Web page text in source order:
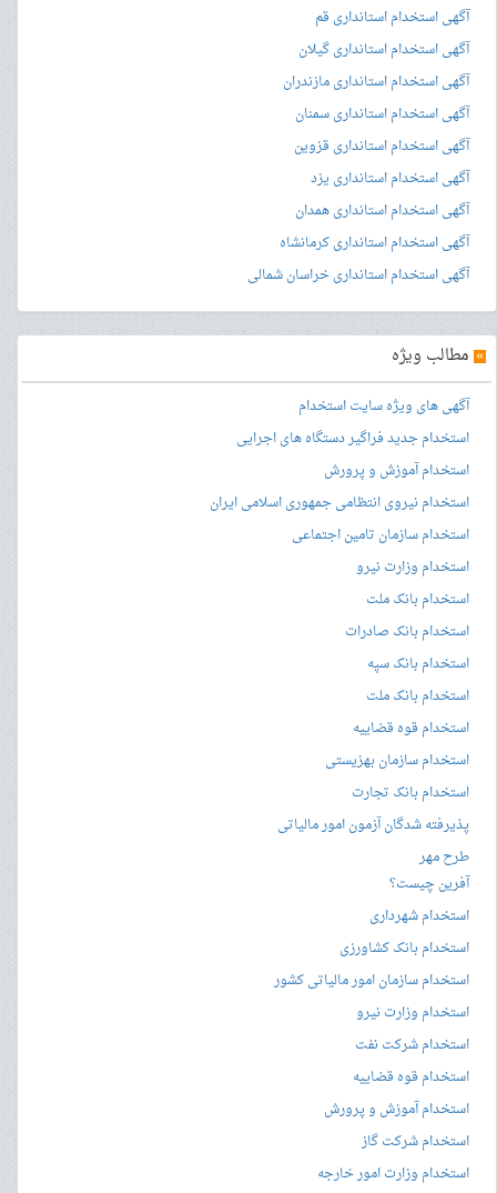
آگهی استخدام استانداری قم
آگهی استخدام استانداری گیلان
آگهی استخدام استانداری مازندران
آگهی استخدام استانداری سمنان
آگهی استخدام استانداری قزوین
آگهی استخدام استانداری یزد
آگهی استخدام استانداری همدان
آگهی استخدام استانداری کرمانشاه
آگهی استخدام استانداری خراسان شمالی
» مطالب ویژه
آگهی های ویژه سایت استخدام
استخدام جدید فراگیر دستگاه های اجرایی
استخدام آموزش و پرورش
استخدام نیروی انتظامی جمهوری اسلامی ایران
استخدام سازمان تامین اجتماعی
استخدام وزارت نیرو
استخدام بانک ملت
استخدام بانک صادرات
استخدام بانک سپه
استخدام بانک ملت
استخدام قوه قضاییه
استخدام سازمان بهزیستی
استخدام بانک تجارت
پذیرفته شدگان آزمون امور مالیاتی
طرح مهر
آفرین چیست؟
استخدام شهرداری
استخدام بانک کشاورزی
استخدام سازمان امور مالیاتی کشور
استخدام وزارت نیرو
استخدام شرکت نفت
استخدام قوه قضاییه
استخدام آموزش و پرورش
استخدام شرکت گاز
استخدام وزارت امور خارجه